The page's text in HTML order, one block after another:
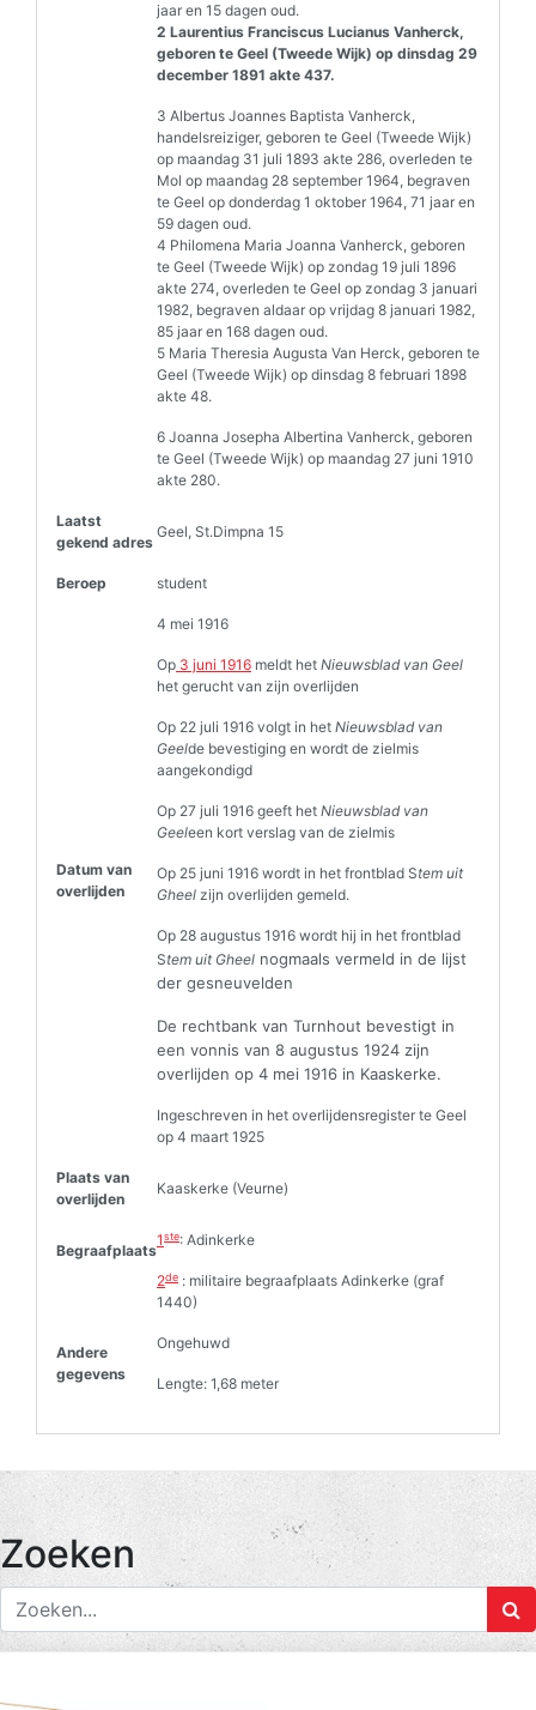
jaar en 15 dagen oud.
2 Laurentius Franciscus Lucianus Vanherck,
geboren te Geel (Tweede Wijk) op dinsdag 29
december 1891 akte 437.
3 Albertus Joannes Baptista Vanherck,
handelsreiziger, geboren te Geel (Tweede Wijk)
op maandag 31 juli 1893 akte 286, overleden te
Mol op maandag 28 september 1964, begraven
te Geel op donderdag 1 oktober 1964, 71 jaar en
59 dagen oud.
4 Philomena Maria Joanna Vanherck, geboren
te Geel (Tweede Wijk) op zondag 19 juli 1896
akte 274, overleden te Geel op zondag 3 januari
1982, begraven aldaar op vrijdag 8 januari 1982,
85 jaar en 168 dagen oud.
5 Maria Theresia Augusta Van Herck, geboren te
Geel (Tweede Wijk) op dinsdag 8 februari 1898
akte 48.
6 Joanna Josepha Albertina Vanherck, geboren
te Geel (Tweede Wijk) op maandag 27 juni 1910
akte 280.
Laatst
gekend adres
Geel, St.Dimpna 15
Beroep student
Datum van
overlijden
4 mei 1916
Op 3 juni 1916 meldt het Nieuwsblad van Geel
het gerucht van zijn overlijden
Op 22 juli 1916 volgt in het Nieuwsblad van
Geelde bevestiging en wordt de zielmis
aangekondigd
Op 27 juli 1916 geeft het Nieuwsblad van
Geeleen kort verslag van de zielmis
Op 25 juni 1916 wordt in het frontblad Stem uit
Gheel zijn overlijden gemeld.
Op 28 augustus 1916 wordt hij in het frontblad
Stem uit Gheel nogmaals vermeld in de lijst
der gesneuvelden
De rechtbank van Turnhout bevestigt in
een vonnis van 8 augustus 1924 zijn
overlijden op 4 mei 1916 in Kaaskerke.
Ingeschreven in het overlijdensregister te Geel
op 4 maart 1925
Plaats van
overlijden
Kaaskerke (Veurne)
Begraafplaats
1ste: Adinkerke
2de : militaire begraafplaats Adinkerke (graf
1440)
Andere
gegevens
Ongehuwd
Lengte: 1,68 meter
Zoeken